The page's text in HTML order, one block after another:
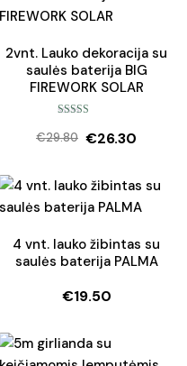
2vnt. Lauko dekoracija su
saulės baterija BIG
FIREWORK SOLAR
5.00iš 5
€29.80
Original
was:
€29.80.
€26.30
Current
is:
€26.30.
4 vnt. lauko žibintas su
saulės baterija PALMA
€19.50